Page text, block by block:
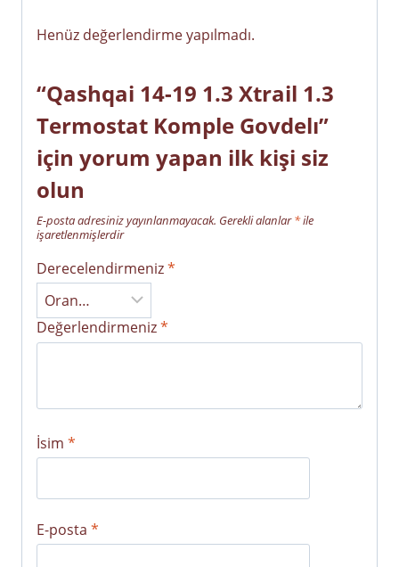
Henüz değerlendirme yapılmadı.
“Qashqai 14-19 1.3 Xtrail 1.3
Termostat Komple Govdelı”
için yorum yapan ilk kişi siz
olun
E-posta adresiniz yayınlanmayacak. Gerekli alanlar*ile
işaretlenmişlerdir
Derecelendirmeniz*
Değerlendirmeniz*
İsim *
E-posta *